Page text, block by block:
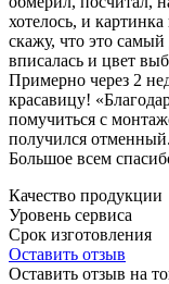
хотелось, и
скажу, что это
вписалась и цвет
Примерно через 2
красавицу!
помучиться с
получился отменный.
Большое всем
Качество продукции
Уровень сервиса
Срок изготовления
Оставить отзыв
Оставить отзыв на